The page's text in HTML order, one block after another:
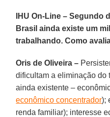
IHU On-Line – Segundo
Brasil ainda existe um
trabalhando. Como
Oris de Oliveira –
dificultam a eliminação do
ainda existente –
econômico concentrador);
renda familiar); interesse